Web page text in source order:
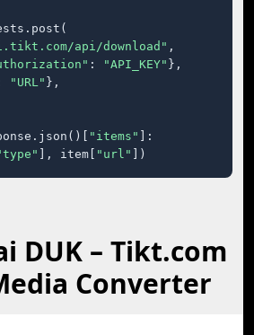
api/download" ,
: "API_KEY" },
"URL" },
"items"
]:
], item[ "url" ])
DUK – Tikt.com
Converter